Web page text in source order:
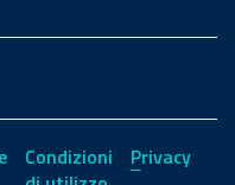
Condizioni
Privacy